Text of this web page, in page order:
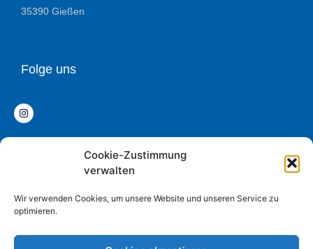
Cookie-Zustimmung
verwalten
Wir verwenden Cookies, um unsere Website und unseren Service zu
optimieren.
35390 Gießen
Folge uns
Datenschutz